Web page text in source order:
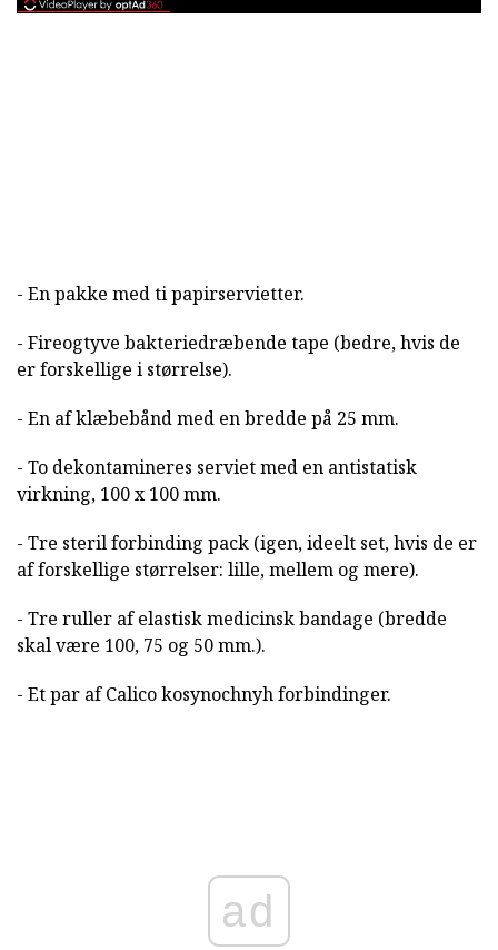
- En pakke med ti papirservietter.
- Fireogtyve bakteriedræbende tape (bedre, hvis de
er forskellige i størrelse).
- En af klæbebånd med en bredde på 25 mm.
- To dekontamineres serviet med en antistatisk
virkning, 100 x 100 mm.
- Tre steril forbinding pack (igen, ideelt set, hvis de er
af forskellige størrelser: lille, mellem og mere).
- Tre ruller af elastisk medicinsk bandage (bredde
skal være 100, 75 og 50 mm.).
- Et par af Calico kosynochnyh forbindinger.
ad